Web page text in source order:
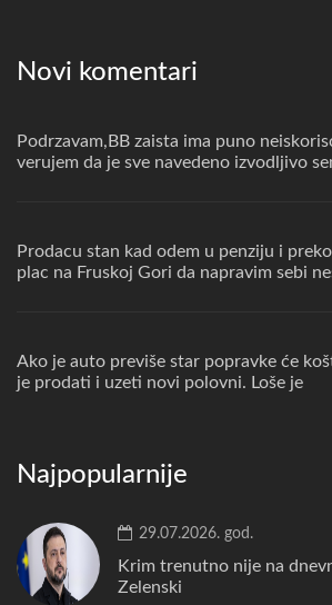
Novi komentari
Podrzavam,BB zaista ima puno
verujem da je sve navedeno izvodljivo
Prodacu stan kad odem u penziju i
plac na Fruskoj Gori da napravim sebi
Ako je auto previše star popravke će
je prodati i uzeti novi polovni. Loše je
Najpopularnije
29.07.2026. god.
Krim trenutno nije na
Zelenski